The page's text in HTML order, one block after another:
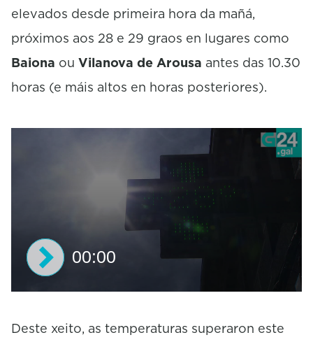
elevados desde primeira hora da mañá,
próximos aos 28 e 29 graos en lugares como
Baiona ou Vilanova de Arousa antes das 10.30
horas (e máis altos en horas posteriores).
e
00:00
Deste xeito, as temperaturas superaron este